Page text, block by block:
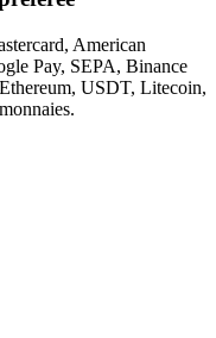
American
Pay, SEPA, Binance
USDT, Litecoin,